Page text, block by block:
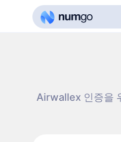
Airwallex 인증을